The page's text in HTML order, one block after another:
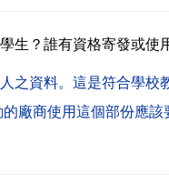
生？誰有資格寄發或使
之資料。 這是符合學校
廠商使用這個部份應該